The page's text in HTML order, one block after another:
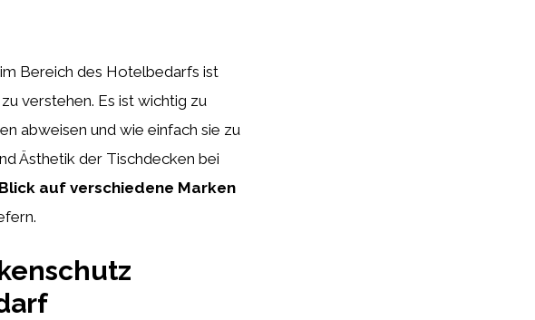
Bereich des Hotelbedarfs ist
verstehen. Es ist wichtig zu
abweisen und wie einfach sie zu
Ästhetik der Tischdecken bei
auf verschiedene Marken